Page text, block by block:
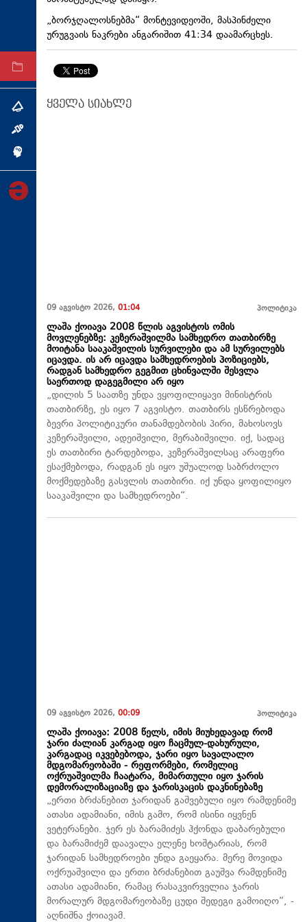
ტაბლოიდი
არქივი
თემა
„ბორჯღალოსნებმა“ მონტევიდეოში, მასპინძელი
ურუგვაის ნაკრები ანგარიშით 41:34 დაამარცხეს.
ყველა სიახლე
09 აგვისტო 2026, 01:04 პოლიტიკა
ლაშა ქოიავა 2008 წლის აგვისტოს ომის
მოვლენებზე: კეზერაშვილმა სამხედრო თათბირზე
მოიტანა სააკაშვილის სურვილები და ამ სურვილებს
იცავდა. ის არ იცავდა სამხედროების პოზიციებს,
რადგან სამხედრო გეგმით ცხინვალში შესვლა
საერთოდ დაგეგმილი არ იყო
„დილის 5 საათზე უნდა ვყოფილიყავი მინისტრის
თათბირზე, ეს იყო 7 აგვისტო. თათბირს ესწრებოდა
ბევრი პოლიტიკური თანამდებობის პირი, მახოსოვს
კეზერაშვილი, ადეიშვილი, მერაბიშვილი. იქ, სადაც
ეს თათბირი ტარდებოდა, კეზერაშვილსაც არაფერი
ესაქმებოდა, რადგან ეს იყო უშუალოდ საბრძოლო
მოქმედებაზე გასვლის თათბირი. იქ უნდა ყოფილიყო
სააკაშვილი და სამხედროები“.
09 აგვისტო 2026, 00:09 პოლიტიკა
ლაშა ქოიავა: 2008 წელს, იმის მიუხედავად რომ
ჯარი ძალიან კარგად იყო ჩაცმულ-დახურული,
კარგადაც იკვებებოდა, ჯარი იყო სავალალო
მდგომარეობაში - რეფორმები, რომელიც
ოქრუაშვილმა ჩაატარა, მიმართული იყო ჯარის
დემორალიზაციაზე და ჯარისკაცის დაკნინებაზე
„ერთი ბრძანებით ჯარიდან გაშვებული იყო რამდენიმე
ათასი ადამიანი, იმის გამო, რომ ისინი იყვნენ
ვეტერანები. ჯერ ეს ბარამიძეს ჰქონდა დაბარებული
და ბარამიძემ დაავალა ელენე ხოშტარიას, რომ
ჯარიდან სამხედროები უნდა გაეყარა. მერე მოვიდა
ოქრუაშვილი და ერთი ბრძანებით გაუშვა რამდენიმე
ათასი ადამიანი, რამაც რასაკვირველია ჯარის
მორალურ მდგომარეობაზე ცუდი შედეგი გამოიღო“, -
აღნიშნა ქოიავამ.